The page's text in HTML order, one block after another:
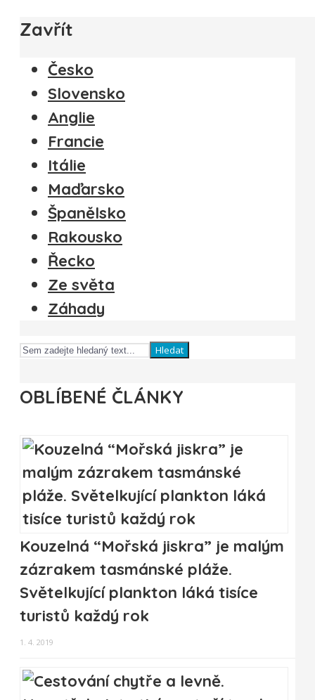
Zavřít
Česko
Slovensko
Anglie
Francie
Itálie
Maďarsko
Španělsko
Rakousko
Řecko
Ze světa
Záhady
Hledat
OBLÍBENÉ ČLÁNKY
Kouzelná “Mořská jiskra” je malým
zázrakem tasmánské pláže.
Světelkující plankton láká tisíce
turistů každý rok
1. 4. 2019